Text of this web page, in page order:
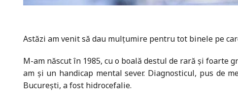
Astăzi am venit să dau mulţumire pentru tot binele pe
M-am născut în 1985, cu o boală destul de rară şi foarte
am şi un handicap mental sever. Diagnosticul, pus de
Bucureşti, a fost hidrocefalie.